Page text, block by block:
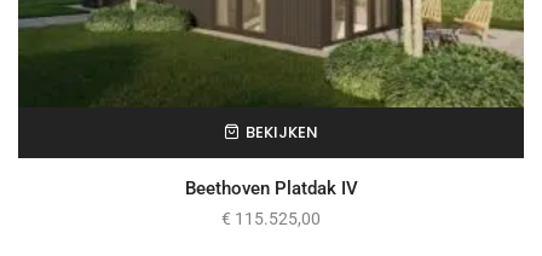
BEKIJKEN
Beethoven Platdak IV
€ 115.525,00